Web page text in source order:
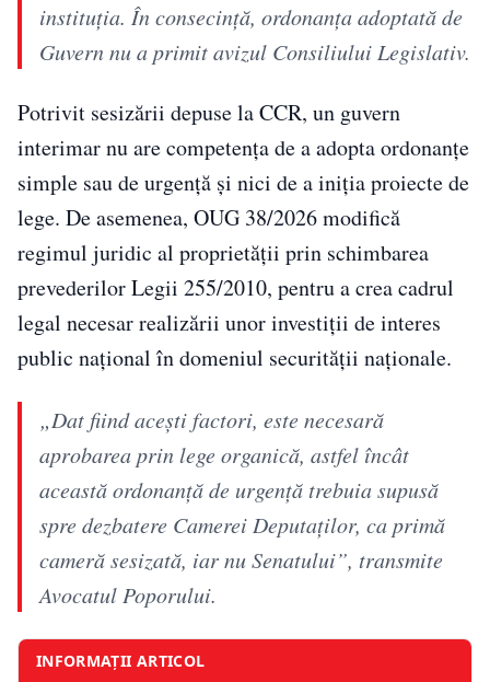
instituția. În consecință, ordonanța adoptată de
Guvern nu a primit avizul Consiliului Legislativ.
Potrivit sesizării depuse la CCR, un guvern
interimar nu are competența de a adopta ordonanțe
simple sau de urgență și nici de a iniția proiecte de
lege. De asemenea, OUG 38/2026 modifică
regimul juridic al proprietății prin schimbarea
prevederilor Legii 255/2010, pentru a crea cadrul
legal necesar realizării unor investiții de interes
public național în domeniul securității naționale.
„Dat fiind acești factori, este necesară
aprobarea prin lege organică, astfel încât
această ordonanţă de urgenţă trebuia supusă
spre dezbatere Camerei Deputaţilor, ca primă
cameră sesizată, iar nu Senatului”, transmite
Avocatul Poporului.
INFORMAȚII ARTICOL